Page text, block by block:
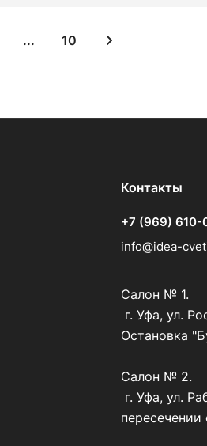
... 10
Контакты
+7 (969) 610-
info@idea-
Салон № 1.
г. Уфа, ул.
Остановка
Салон № 2.
г. Уфа, ул.
пересечении